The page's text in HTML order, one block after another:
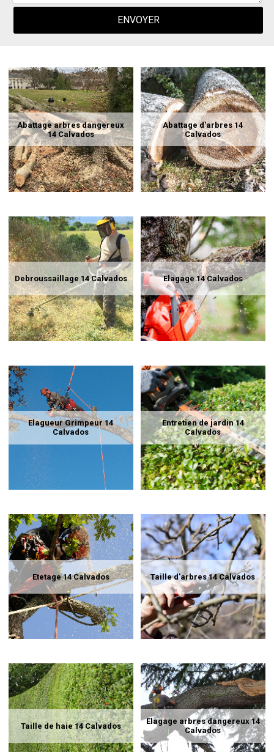
Abattage arbres dangereux
14 Calvados
Abattage d'arbres 14
Calvados
Debroussaillage 14 Calvados Elagage 14 Calvados
Elagueur Grimpeur 14
Calvados
Entretien de jardin 14
Calvados
Etetage 14 Calvados Taille d'arbres 14 Calvados
Taille de haie 14 Calvados
Elagage arbres dangereux 14
Calvados